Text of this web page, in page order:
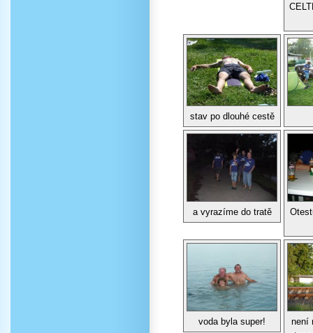
stav po dlouhé cestě
a vyrazíme do tratě
voda byla super!
není